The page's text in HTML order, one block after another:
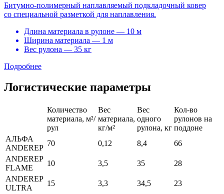
Битумно-полимерный наплавляемый подкладочный ковер
со специальной разметкой для наплавления.
Длина материала в рулоне — 10 м
Ширина материала — 1 м
Вес рулона — 35 кг
Подробнее
Логистические параметры
Количество
материала, м²/
рул
Вес
материала,
кг/м²
Вес
одного
рулона, кг
Кол-во
рулонов на
поддоне
АЛЬФА
ANDEREP
70 0,12 8,4
66
ANDEREP
FLAME
10 3,5 35
28
ANDEREP
ULTRA
15 3,3 34,5
23